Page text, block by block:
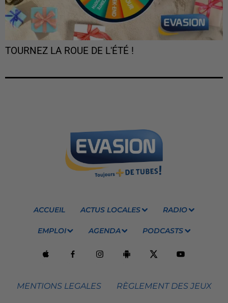
TOURNEZ LA ROUE DE L'ÉTÉ !
ACCUEIL ACTUS LOCALES RADIO
EMPLOI AGENDA PODCASTS
MENTIONS LEGALES RÈGLEMENT DES JEUX